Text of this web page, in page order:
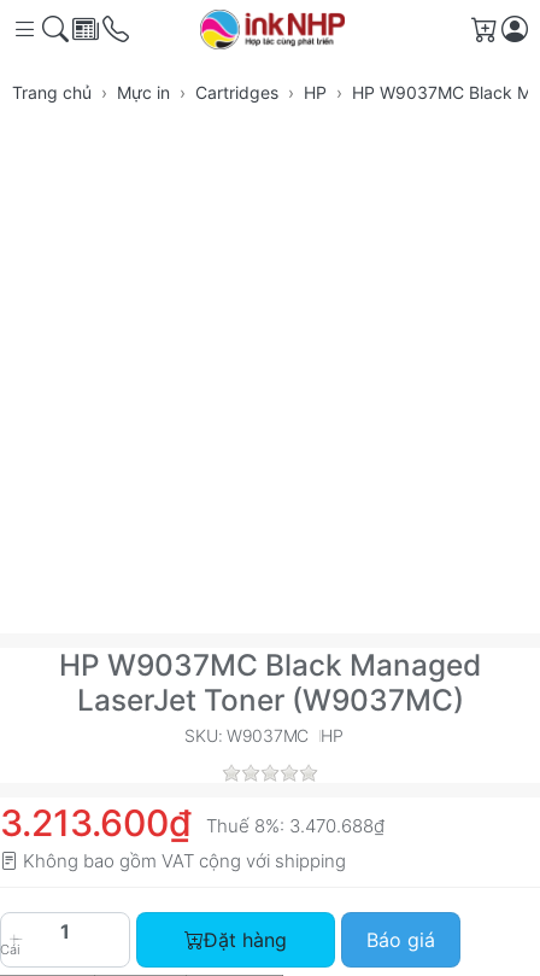
Giỏ
Trang chủ Mực in Cartridges HP HP W9037MC Black
HP W9037MC Black Managed
LaserJet Toner (W9037MC)
SKU: W9037MC HP
3.213.600₫ Thuế 8%: 3.470.688₫
Không bao gồm VAT cộng với shipping
Cái
HP W9037MC Black Managed LaserJet Toner
Đặt hàng Báo giá